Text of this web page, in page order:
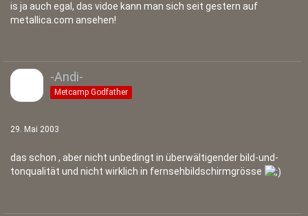
is ja auch egal, das vidoe kann man sich seit gestern auf
metallica.com ansehen!
-Andi-
Metcamp Godfather
29. Mai 2003
das schon , aber nicht unbedingt in überwältigender bild-und-
tonqualität und nicht wirklich in fernsehbildschirmgrösse